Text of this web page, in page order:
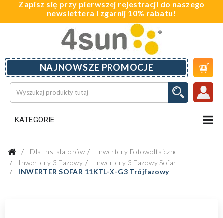
Zapisz się przy pierwszej rejestracji do naszego
newslettera i zgarnij 10% rabatu!
KATEGORIE
NAJNOWSZE PROMOCJE 
Dla Instalatorów
Inwertery Fotowoltaiczne
Inwertery 3 Fazowy
Inwertery 3 Fazowy Sofar
INWERTER SOFAR 11KTL-X-G3 Trójfazowy